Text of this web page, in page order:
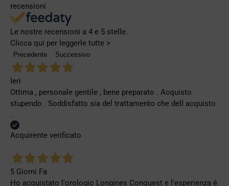
recensioni
Le nostre recensioni a 4 e 5 stelle.
Clicca qui per leggerle tutte >
Precedente Successivo
Ieri
Ottima , personale gentile , bene preparato . Acquisto
stupendo . Soddisfatto sia del trattamento che dell acquisto
.
Acquirente verificato
5 Giorni Fa
Ho acquistato l'orologio Longines Conquest e l'esperienza è